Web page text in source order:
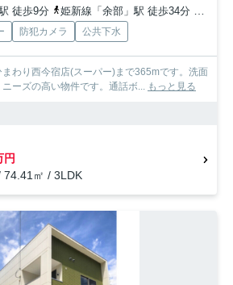
徒歩9分
姫新線「余部」駅 徒歩34分
防犯カメラ 公共下水
わり西今宿店(スーパー)まで365mです。洗面
ーズの高い物件です。通話ボ...
もっと見る
円
74.41㎡ / 3LDK